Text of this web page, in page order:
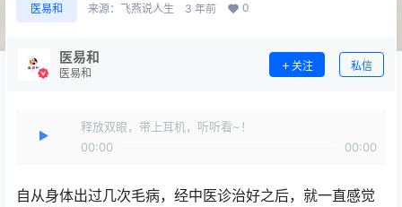
医易和 来源： 飞燕说人生 3 年前 0
医易和
医易和
关注 私信
释放双眼，带上耳机，听听看~！
00:00
00:00
自从身体出过几次毛病，经中医诊治好之后，就一直感觉